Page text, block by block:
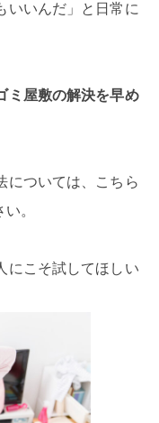
いいんだ」と日常に
ミ屋敷の解決を早め
については、こちら
。
にこそ試してほしい